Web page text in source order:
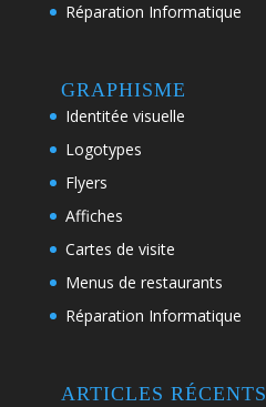
Réparation Informatique
GRAPHISME
Identitée visuelle
Logotypes
Flyers
Affiches
Cartes de visite
Menus de restaurants
Réparation Informatique
ARTICLES RÉCENTS